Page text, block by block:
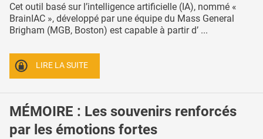
Cet outil basé sur l’intelligence artificielle (IA), nommé «
BrainIAC », développé par une équipe du Mass General
Brigham (MGB, Boston) est capable à partir d’ ...
LIRE LA SUITE
MÉMOIRE : Les souvenirs renforcés
par les émotions fortes